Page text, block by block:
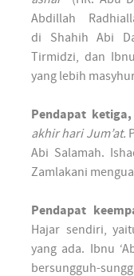
Abdillah
di Shahih Abi
Tirmidzi, dan
yang lebih
Pendapat ketiga,
akhir hari Jum’at.
Abi Salamah.
Zamlakani
Pendapat
Hajar sendiri,
yang ada. Ibnu
bersungguh-